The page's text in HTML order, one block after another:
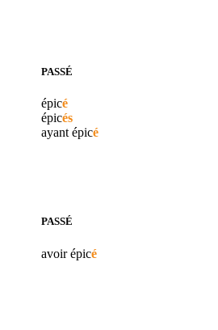
PASSÉ
épicé
épicés
ayant épicé
PASSÉ
avoirépicé